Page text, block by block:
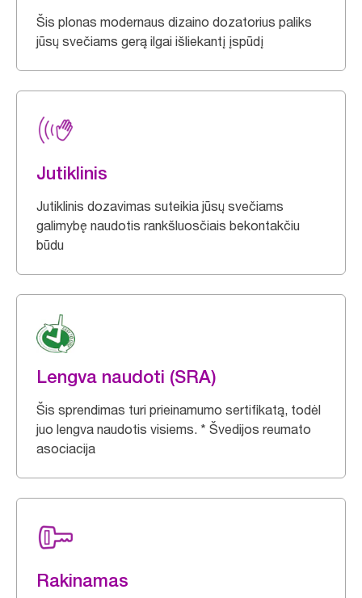
Šis plonas modernaus dizaino dozatorius paliks
jūsų svečiams gerą ilgai išliekantį įspūdį
Jutiklinis
Jutiklinis dozavimas suteikia jūsų svečiams
galimybę naudotis rankšluosčiais bekontakčiu
būdu
Lengva naudoti (SRA)
Šis sprendimas turi prieinamumo sertifikatą, todėl
juo lengva naudotis visiems. * Švedijos reumato
asociacija
Rakinamas